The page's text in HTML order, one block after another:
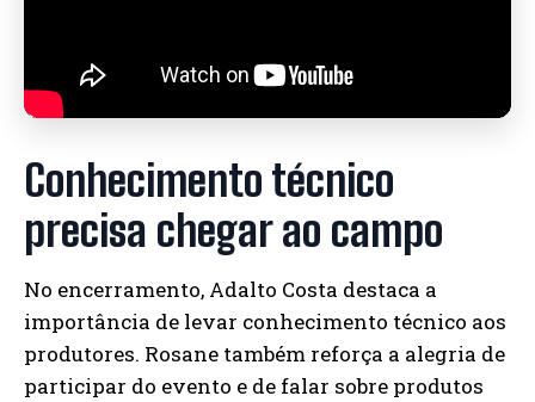
Conhecimento técnico
precisa chegar ao campo
No encerramento, Adalto Costa destaca a
importância de levar conhecimento técnico aos
produtores. Rosane também reforça a alegria de
participar do evento e de falar sobre produtos